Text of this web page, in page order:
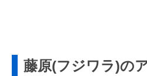
藤原(フジワラ)の